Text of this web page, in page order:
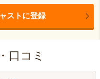
ストに登録
口コミ